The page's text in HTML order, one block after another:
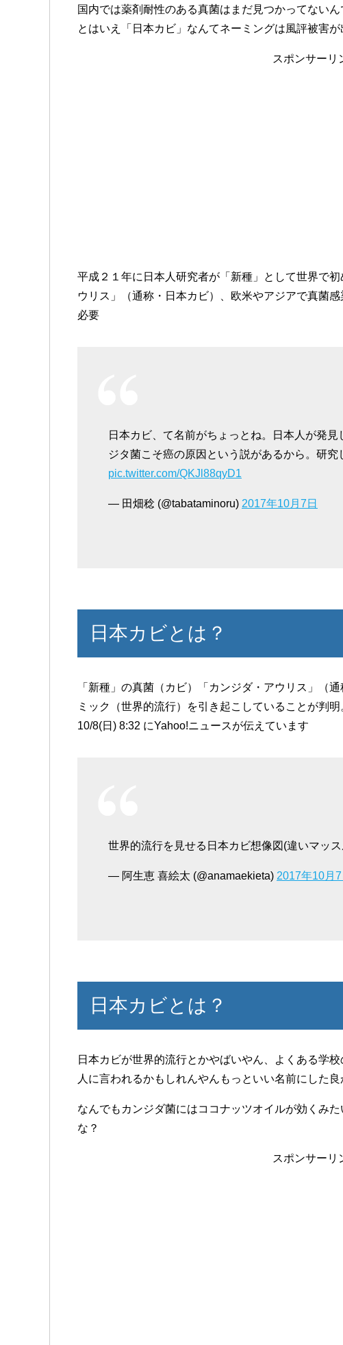
国内では薬剤耐性のある真菌はまだ見つかってない
とはいえ「日本カビ」なんてネーミングは風評被害が
スポンサーリ
平成２１年に日本人研究者が「新種」として世界で
ウリス」（通称・日本カビ）、欧米やアジアで真菌
必要
日本カビ、て名前がちょっとね。日本人が発
ジタ菌こそ癌の原因という説があるから。研究
pic.twitter.com/QKJl88qyD1
— 田畑稔 (@tabataminoru) 2017年10月7日
日本カビとは？
「新種」の真菌（カビ）「カンジダ・アウリス」（
ミック（世界的流行）を引き起こしていることが判
10/8(日) 8:32 にYahoo!ニュースが伝えています
世界的流行を見せる日本カビ想像図(違いマッ
— 阿生恵 喜絵太 (@anamaekieta) 2017年10月7
日本カビとは？
日本カビが世界的流行とかやばいやん、よくある学
人に言われるかもしれんやんもっといい名前にした良
なんでもカンジダ菌にはココナッツオイルが効くみ
な？
スポンサーリ